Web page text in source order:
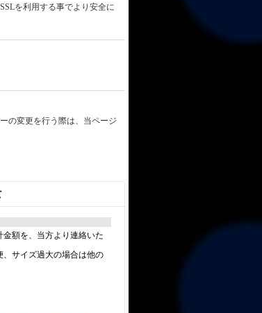
を利用する事でより安全に
の変更を行う際は、当ページ
額を、当方より連絡いた
サイズ過大の場合は他の